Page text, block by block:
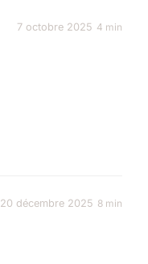
7 octobre 2025 4 min
20 décembre 2025 8 min